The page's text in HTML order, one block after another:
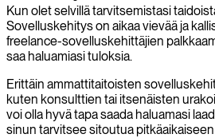
Kun olet selvillä tarvitsemistasi
Sovelluskehitys on aikaa vievää ja
freelance-sovelluskehittäjien
saa haluamiasi tuloksia.
Erittäin ammattitaitoisten
kuten konsulttien tai itsenäisten
voi olla hyvä tapa saada haluamasi
sinun tarvitsee sitoutua